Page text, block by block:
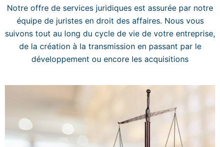
Notre offre de services juridiques est assurée par notre
équipe de juristes en droit des affaires. Nous vous
suivons tout au long du cycle de vie de votre entreprise,
de la création à la transmission en passant par le
développement ou encore les acquisitions